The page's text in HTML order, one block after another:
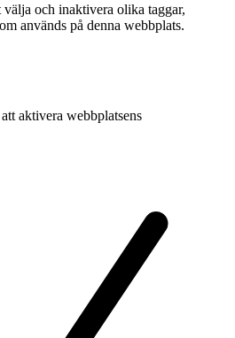
och inaktivera olika taggar,
används på denna webbplats.
aktivera webbplatsens